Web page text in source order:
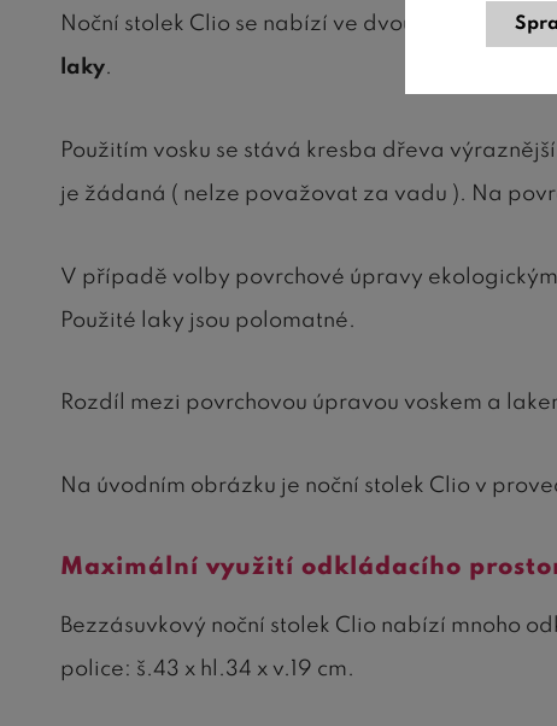
Noční stolek Clio se nabízí ve dvou variantách
laky.
Použitím vosku se stává kresba dřeva
je žádaná ( nelze považovat za vadu ). Na
V případě volby povrchové úpravy
Použité laky jsou polomatné.
Rozdíl mezi povrchovou úpravou voskem a
Na úvodním obrázku je noční stolek Clio v
Maximální využití odkládacího
Bezzásuvkový noční stolek Clio nabízí mnoho
police: š.43 x hl.34 x v.19 cm.